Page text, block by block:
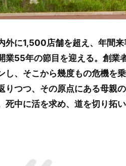
外に1,500店舗を超え、年間
業55年の節目を迎える。創業
し、そこから幾度もの危機を
りつつ、その原点にある母親
死中に活を求め、道を切り拓